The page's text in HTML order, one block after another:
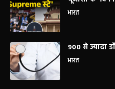
भारत
900 से ज्यादा
भारत